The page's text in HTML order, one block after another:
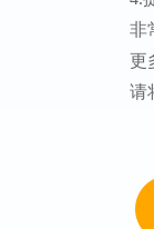
计
款
额